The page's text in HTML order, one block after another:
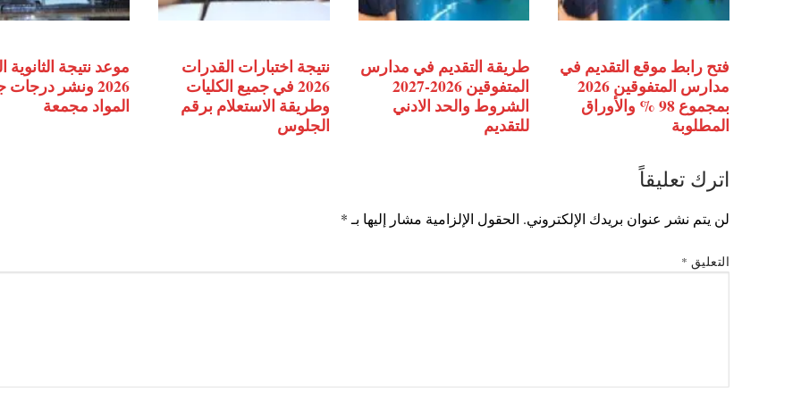
فتح رابط موقع التقديم في
مدارس المتفوقين 2026
بمجموع 98 % والأوراق
المطلوبة
طريقة التقديم في مدارس
المتفوقين 2026-2027
الشروط والحد الادني
للتقديم
نتيجة اختبارات القدرات
2026 في جميع الكليات
وطريقة الاستعلام برقم
الجلوس
موعد نتيجة الثانوية
2026 ونشر
المواد مجمعة
اترك تعليقاً
لن يتم نشر عنوان بريدك الإلكتروني. الحقول الإلزامية مشار إليها بـ *
التعليق *